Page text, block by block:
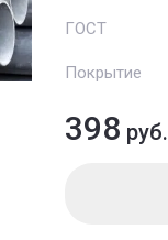
ГОСТ
Покрытие
398 руб.